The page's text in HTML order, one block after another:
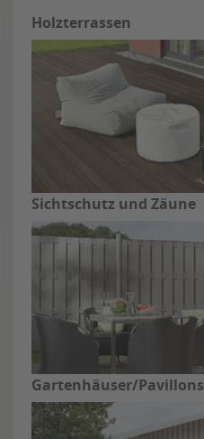
Holzterrassen
Sichtschutz und Zäune
Gartenhäuser/Pavillons